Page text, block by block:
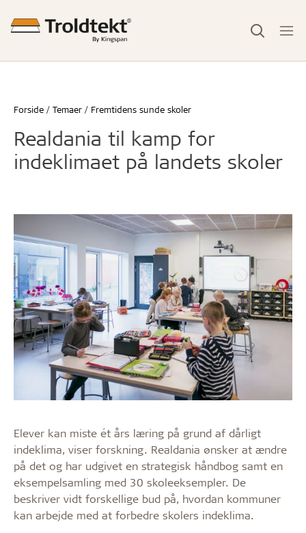
Forside Temaer Fremtidens sunde skoler
Realdania til kamp for
indeklimaet på landets skoler
Elever kan miste ét års læring på grund af dårligt
indeklima, viser forskning. Realdania ønsker at ændre
på det og har udgivet en strategisk håndbog samt en
eksempelsamling med 30 skoleeksempler. De
beskriver vidt forskellige bud på, hvordan kommuner
kan arbejde med at forbedre skolers indeklima.